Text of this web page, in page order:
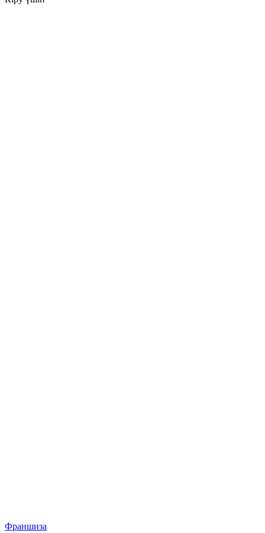
Франшиза